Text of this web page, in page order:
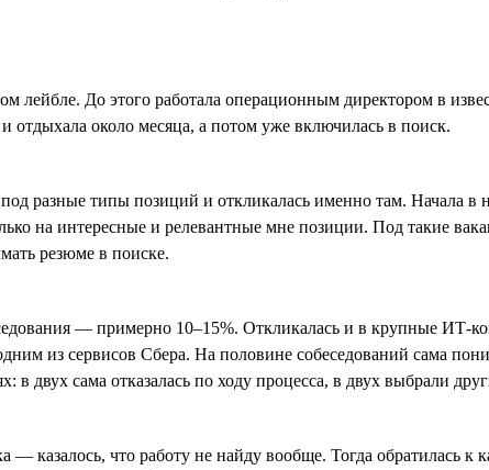
До этого работала операционным директором в
отдыхала около месяца, а потом уже включилась в поиск.
разные типы позиций и откликалась именно там. Начала
на интересные и релевантные мне позиции. Под такие
резюме в поиске.
— примерно 10–15%. Откликалась и в крупные ИТ-
из сервисов Сбера. На половине собеседований сама
двух сама отказалась по ходу процесса, в двух выбрали
казалось, что работу не найду вообще. Тогда обратилась